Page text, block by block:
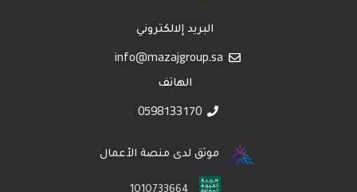
البريد إلالكتروني
info@mazajgroup.sa
الهاتف
0598133170
موثق لدى منصة الأعمال